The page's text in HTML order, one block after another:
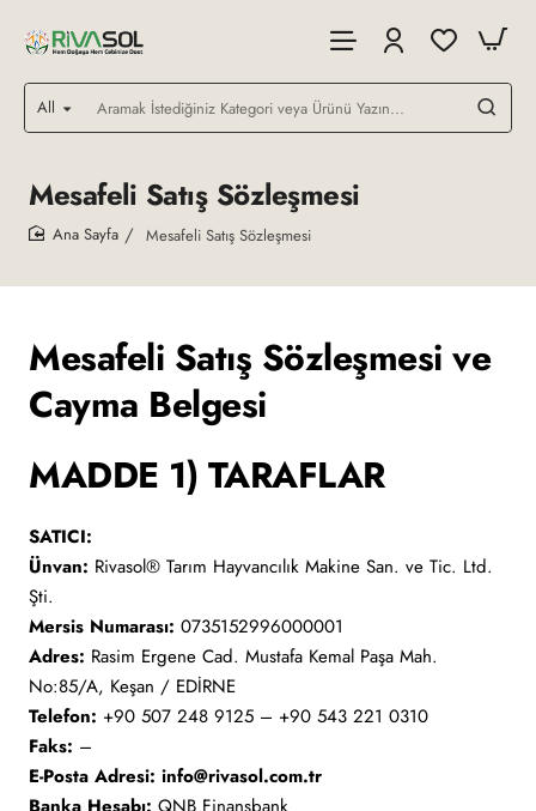
All
Aramak
İstediğiniz
veya
Ürünü
Yazın...
Mesafeli Satış Sözleşmesi
Mesafeli Satış Sözleşmesi
Mesafeli Satış Sözleşmesi ve
Cayma Belgesi
MADDE 1) TARAFLAR
SATICI:
Ünvan: Rivasol® Tarım Hayvancılık Makine San. ve Tic. Ltd.
Şti.
Mersis Numarası: 0735152996000001
Adres: Rasim Ergene Cad. Mustafa Kemal Paşa Mah.
No:85/A, Keşan / EDİRNE
Telefon: +90 507 248 9125 – +90 543 221 0310
Faks: –
E-Posta Adresi: info@rivasol.com.tr